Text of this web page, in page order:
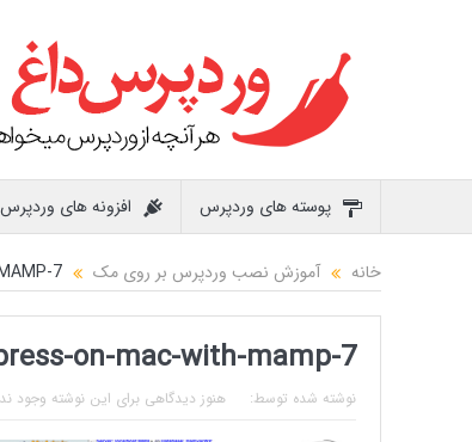
پوسته های وردپرس افزونه های وردپرس
خانه آموزش نصب وردپرس بر روی مک 7-INSTALL-WORDPRESS-ON-MAC-WITH-MAMP
7-install-wordpress-on-mac-with-mamp
نوشته شده توسط: هنوز دیدگاهی برای این نوشته وجود